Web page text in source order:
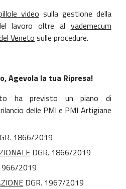
video sulla gestione della
lavoro oltre al vademecum
Veneto sulle procedure.
Agevola la tua Ripresa!
ha previsto un piano di
delle PMI e PMI Artigiane
1866/2019
DGR. 1866/2019
2019
DGR. 1967/2019